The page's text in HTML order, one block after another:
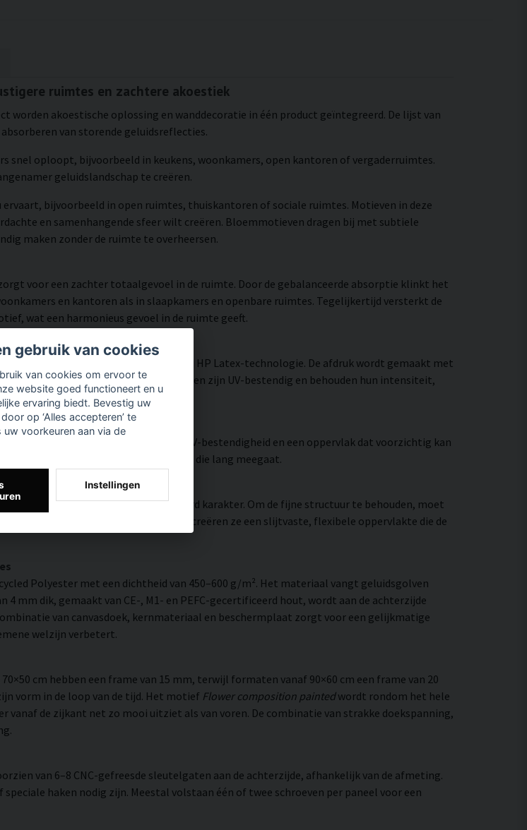
ruimtes en zachtere akoestiek
worden akoestische oplossing en wanddecoratie in één product geïntegreerd. De lijst van
van storende geluidsreflecties.
snel oploopt, bijvoorbeeld in keukens, woonkamers, open kantoren of vergaderruimtes.
geluidslandschap te creëren.
bijvoorbeeld in open ruimtes, thuiskantoren of sociale ruimtes. Motieven in deze
en samenhangende sfeer wilt creëren. Bloemmotieven dragen bij met subtiele
maken zonder de ruimte te overheersen.
voor een zachter totaalgevoel in de ruimte. Door de gebalanceerde absorptie klinkt het
en kantoren als in slaapkamers en openbare ruimtes. Tegelijkertijd versterkt de
wat een harmonieus gevoel in de ruimte geeft.
en veel detail weergegeven dankzij HP Latex-technologie. De afdruk wordt gemaakt met
resolutie tot 300 DPI biedt. De kleuren zijn UV-bestendig en behouden hun intensiteit,
als in openbare omgevingen.
kleurnauwkeurigheid, zeer goede UV-bestendigheid en een oppervlak dat voorzichtig kan
heldere en kleurrijke uitstraling die lang meegaat.
warmte en een handgeschilderd karakter. Om de fijne structuur te behouden, moet
HP Latex-inkten met het weefsel en creëren ze een slijtvaste, flexibele oppervlakte die de
Polyester met een dichtheid van 450–600 g/m². Het materiaal vangt geluidsgolven
mm dik, gemaakt van CE-, M1- en PEFC-gecertificeerd hout, wordt aan de achterzijde
van canvasdoek, kernmateriaal en beschermplaat zorgt voor een gelijkmatige
welzijn verbetert.
cm hebben een frame van 15 mm, terwijl formaten vanaf 90×60 cm een frame van 20
vorm in de loop van de tijd. Het motief Flower composition paintedwordt rondom het hele
de zijkant net zo mooi uitziet als van voren. De combinatie van strakke doekspanning,
van 6–8 CNC-gefreesde sleutelgaten aan de achterzijde, afhankelijk van de afmeting.
haken nodig zijn. Meestal volstaan één of twee schroeven per paneel voor een
gebruik van cookies
van cookies om ervoor te
website goed functioneert en u
ervaring biedt. Bevestig uw
op ‘Alles accepteren’ te
uw voorkeuren aan via de
Instellingen